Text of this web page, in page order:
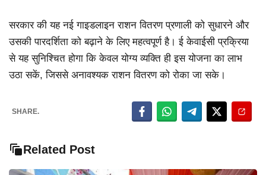
सरकार की यह नई गाइडलाइन राशन वितरण प्रणाली को सुधारने और
उसकी पारदर्शिता को बढ़ाने के लिए महत्वपूर्ण है। ई केवाईसी प्रक्रिया
से यह सुनिश्चित होगा कि केवल योग्य व्यक्ति ही इस योजना का लाभ
उठा सकें, जिससे अनावश्यक राशन वितरण को रोका जा सके।
SHARE.
Related Post